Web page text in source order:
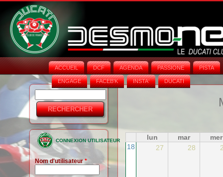
ACCUEIL DCF AGENDA PASSIONE PISTA
ENGAGE FACEB'K INSTA‘ DUCATI
Formulaire
de
recherche
CONNEXION UTILISATEUR
Nom d'utilisateur*
lun mar
mer
18
27 28